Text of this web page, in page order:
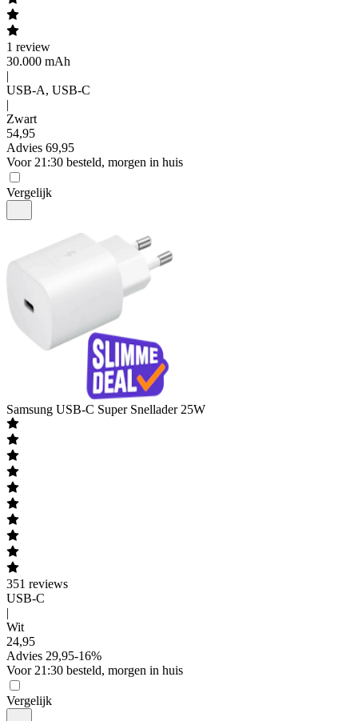
1 review
30.000 mAh
|
USB-A, USB-C
|
Zwart
54,95
Advies 69,95
Voor 21:30 besteld, morgen in huis
Vergelijk
Samsung USB-C Super Snellader 25W
351 reviews
USB-C
|
Wit
24,95
Advies 29,95-16%
Voor 21:30 besteld, morgen in huis
Vergelijk